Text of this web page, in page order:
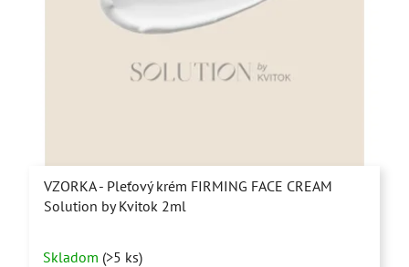
VZORKA - Pleťový krém FIRMING FACE CREAM
Solution by Kvitok 2ml
Skladom (>5 ks)